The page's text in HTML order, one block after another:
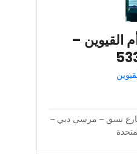
القيوين –
شارع نسق – مرسى دبي –